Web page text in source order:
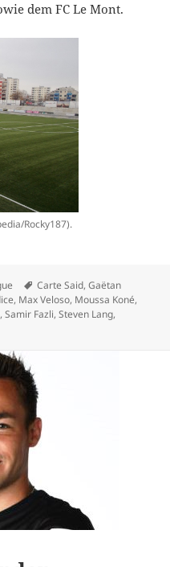
dem FC Le Mont.
Rocky187).
Schlagwörter
Carte Said,Gaëtan
, Max Veloso, Moussa Koné,
,Samir Fazli,Steven Lang,